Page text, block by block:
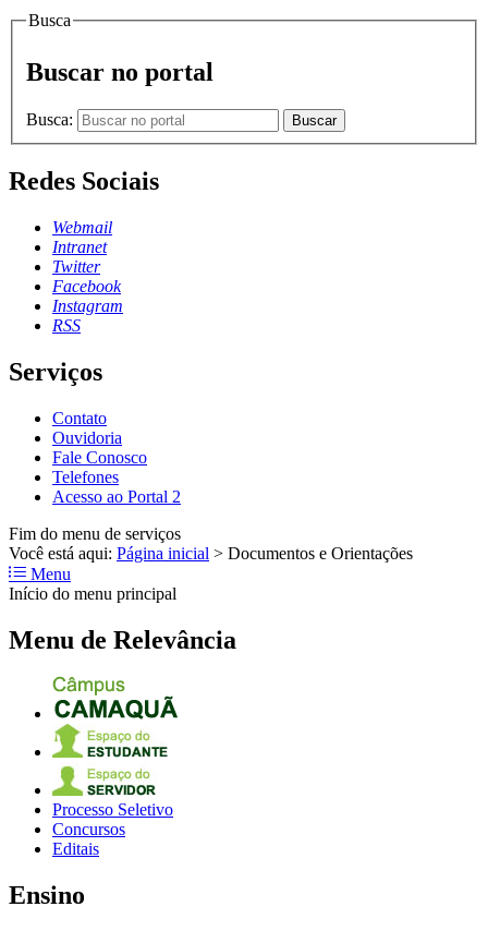
Busca
Buscar no portal
Busca: Buscar
Redes Sociais
Webmail
Intranet
Twitter
Facebook
Instagram
RSS
Serviços
Contato
Ouvidoria
Fale Conosco
Telefones
Acesso ao Portal 2
Fim do menu de serviços
Você está aqui: Página inicial > Documentos e Orientações
Menu
Início do menu principal
Menu de Relevância
Processo Seletivo
Concursos
Editais
Ensino